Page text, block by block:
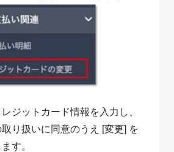
ジットカード情報を入力し、
り扱いに同意のうえ [変更] を
す。